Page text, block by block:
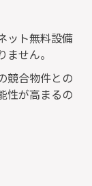
ット無料設備
せん。
競合物件との
性が高まるの